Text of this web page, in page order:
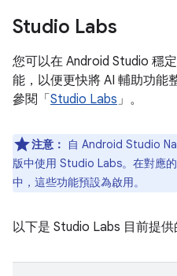
Studio Labs
您可以在 Android Studio 穩
能，以便更快將 AI 輔助功能
參閱「 Studio Labs」。
注意：
自 Android Studio
版中使用 Studio Labs。在對應
中，這些功能預設為啟用。
以下是 Studio Labs 目前提供